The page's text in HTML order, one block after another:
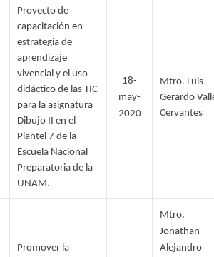
Proyecto de
capacitación en
estrategia de
aprendizaje
vivencial y el uso
didáctico de las TIC
para la asignatura
Dibujo II en el
Plantel 7 de la
Escuela Nacional
Preparatoria de la
UNAM.
18-
may-
2020
Mtro. Luis
Gerardo
Cervantes
Promover la
Mtro.
Jonathan
Alejandro